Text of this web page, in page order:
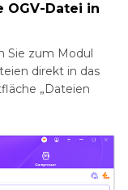
OGV-Datei in
Sie zum Modul
direkt in das
„Dateien